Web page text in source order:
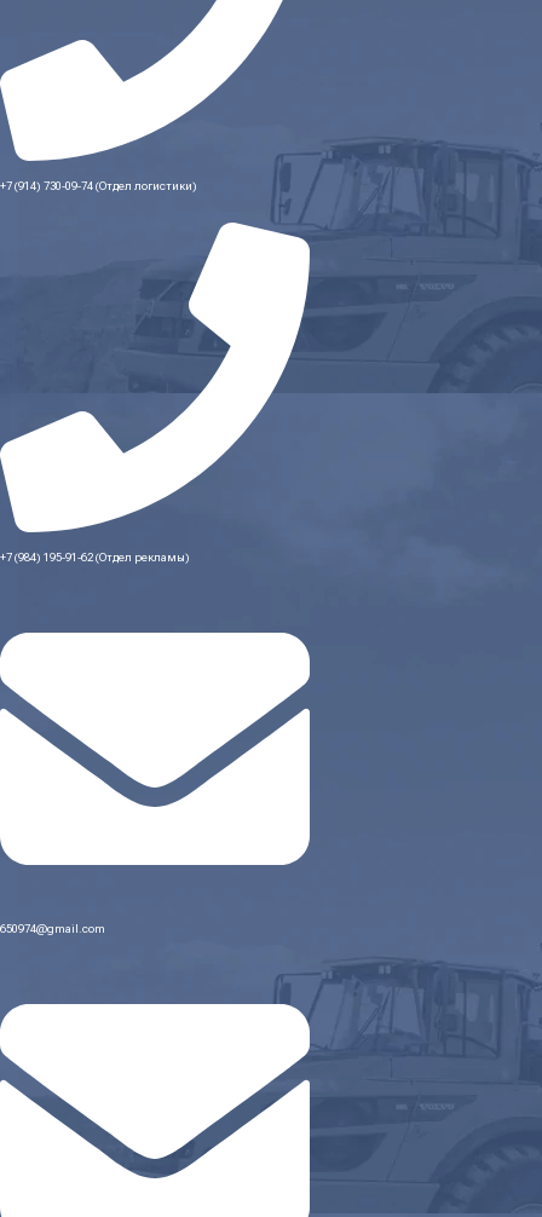
+7 (914) 730-09-74 (Отдел логистики)
+7 (984) 195-91-62 (Отдел рекламы)
650974@gmail.com